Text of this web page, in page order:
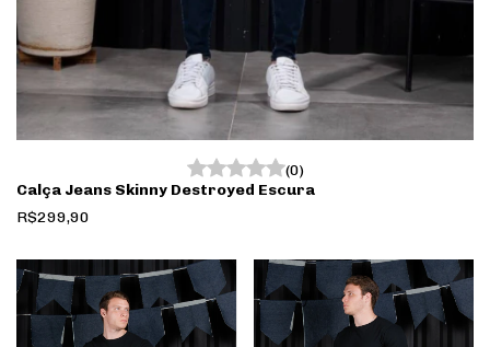
(0)
Calça Jeans Skinny Destroyed Escura
R$299,90